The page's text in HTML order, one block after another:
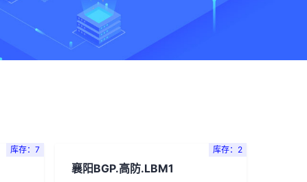
库存：7 库存：2
襄阳BGP.高防.LBM1